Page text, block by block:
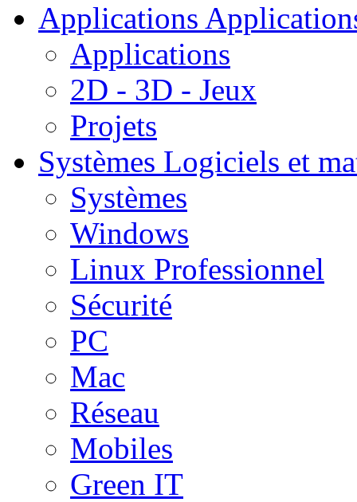
Applications
Applications
2D - 3D - Jeux
Projets
Systèmes Logiciels et
Systèmes
Windows
Linux Professionnel
Sécurité
PC
Mac
Réseau
Mobiles
Green IT